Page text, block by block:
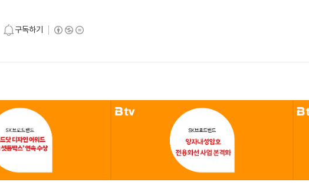
구독하기